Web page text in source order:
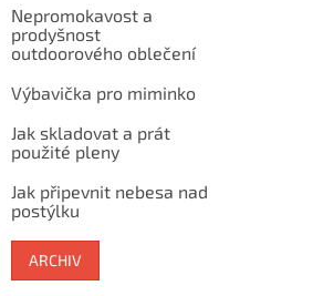
Nepromokavost a
prodyšnost
outdoorového oblečení
Výbavička pro miminko
Jak skladovat a prát
použité pleny
Jak připevnit nebesa nad
postýlku
ARCHIV